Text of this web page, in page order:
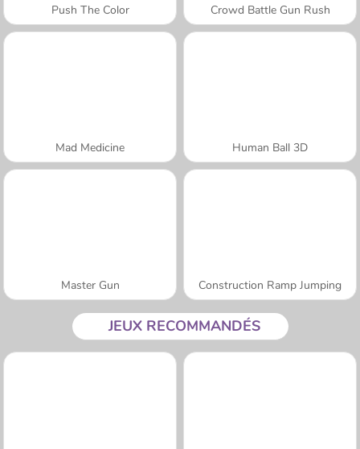
Push The Color Crowd Battle Gun Rush
Mad Medicine Human Ball 3D
Master Gun Construction Ramp Jumping
JEUX RECOMMANDÉS